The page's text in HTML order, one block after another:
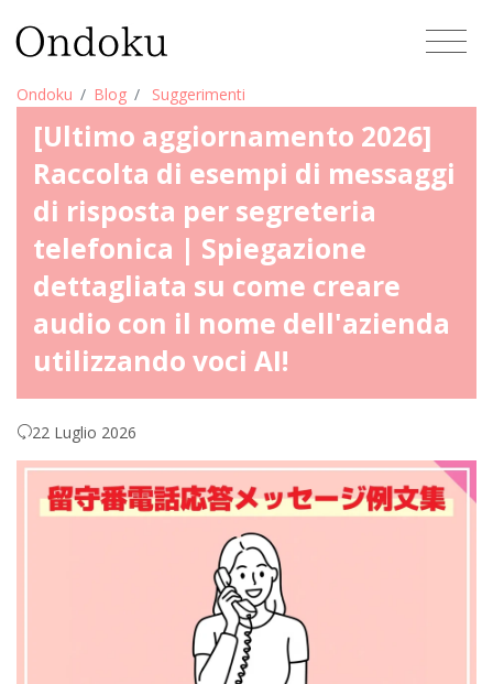
Ondoku Blog Suggerimenti
[Ultimo aggiornamento 2026]
Raccolta di esempi di messaggi
di risposta per segreteria
telefonica | Spiegazione
dettagliata su come creare
audio con il nome dell'azienda
utilizzando voci AI!
22 Luglio 2026